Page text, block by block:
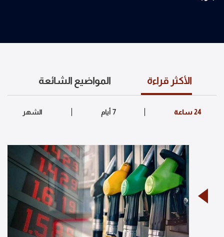
الأكثر قراءة المواضيع الشائعة